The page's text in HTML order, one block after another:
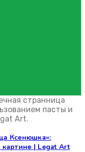
Ксенюшка»:
| Legat Art